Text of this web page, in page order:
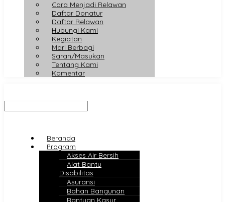
Cara Menjadi Relawan
Daftar Donatur
Daftar Relawan
Hubungi Kami
Kegiatan
Mari Berbagi
Saran/Masukan
Tentang Kami
Komentar
Beranda
Program
Akses Air Bersih
Alat Bantu
Disabilitas
Asuransi
Bahan Bangunan
Bantuan Kasur